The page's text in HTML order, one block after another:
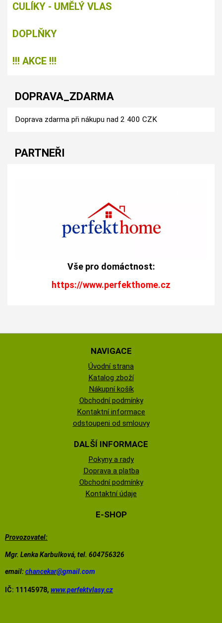
CULÍKY - UMĚLÝ VLAS
DOPLŇKY
!!! AKCE !!!
DOPRAVA_ZDARMA
Doprava zdarma při nákupu nad 2 400 CZK
PARTNEŘI
Vše pro domáctnost:
https://www.perfekthome.cz
NAVIGACE
Úvodní strana
Katalog zboží
Nákupní košík
Obchodní podmínky
Kontaktní informace
odstoupeni od smlouvy
DALŠÍ INFORMACE
Pokyny a rady
Doprava a platba
Obchodní podmínky
Kontaktní údaje
E-SHOP
Provozovatel:
Mgr. Lenka Karbulková, tel. 604756326
email:chancekar@gmail.com
IČ: 11145978, www.perfektvlasy.cz